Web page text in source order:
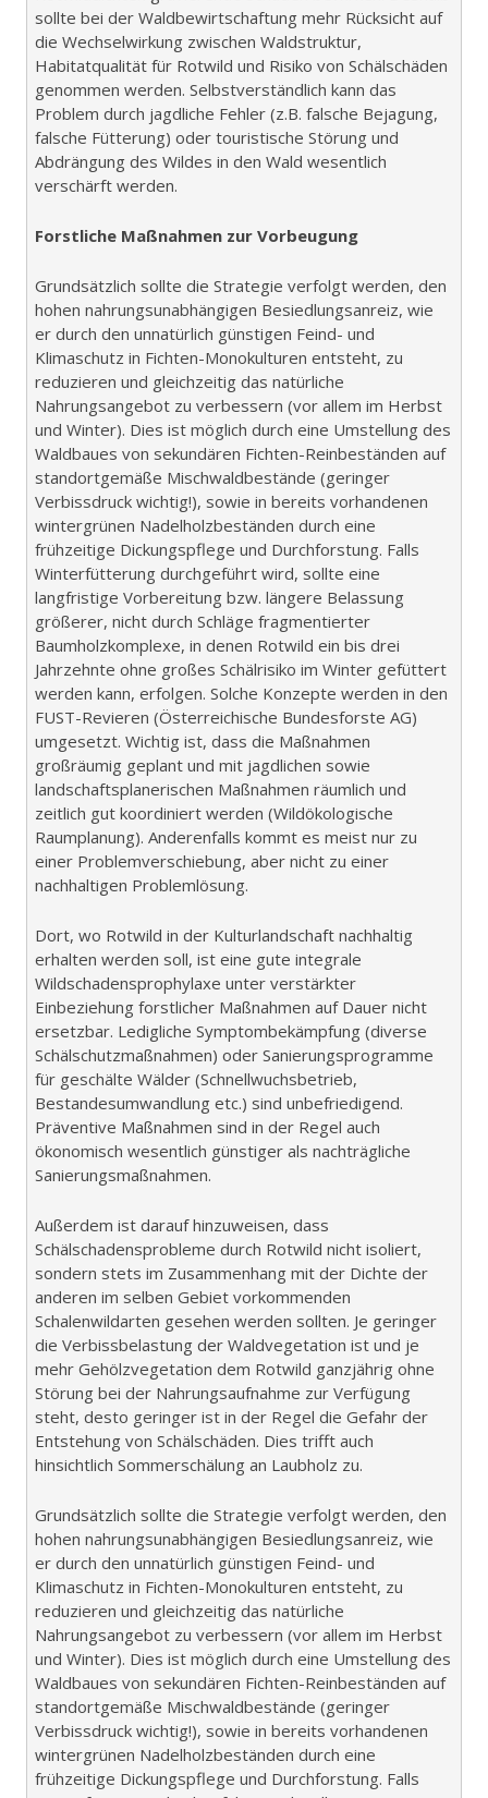
sollte bei der Waldbewirtschaftung mehr Rücksicht auf
die Wechselwirkung zwischen Waldstruktur,
Habitatqualität für Rotwild und Risiko von Schälschäden
genommen werden. Selbstverständlich kann das
Problem durch jagdliche Fehler (z.B. falsche Bejagung,
falsche Fütterung) oder touristische Störung und
Abdrängung des Wildes in den Wald wesentlich
verschärft werden.
Forstliche Maßnahmen zur Vorbeugung
Grundsätzlich sollte die Strategie verfolgt werden, den
hohen nahrungsunabhängigen Besiedlungsanreiz, wie
er durch den unnatürlich günstigen Feind- und
Klimaschutz in Fichten-Monokulturen entsteht, zu
reduzieren und gleichzeitig das natürliche
Nahrungsangebot zu verbessern (vor allem im Herbst
und Winter). Dies ist möglich durch eine Umstellung des
Waldbaues von sekundären Fichten-Reinbeständen auf
standortgemäße Mischwaldbestände (geringer
Verbissdruck wichtig!), sowie in bereits vorhandenen
wintergrünen Nadelholzbeständen durch eine
frühzeitige Dickungspflege und Durchforstung. Falls
Winterfütterung durchgeführt wird, sollte eine
langfristige Vorbereitung bzw. längere Belassung
größerer, nicht durch Schläge fragmentierter
Baumholzkomplexe, in denen Rotwild ein bis drei
Jahrzehnte ohne großes Schälrisiko im Winter gefüttert
werden kann, erfolgen. Solche Konzepte werden in den
FUST-Revieren (Österreichische Bundesforste AG)
umgesetzt. Wichtig ist, dass die Maßnahmen
großräumig geplant und mit jagdlichen sowie
landschaftsplanerischen Maßnahmen räumlich und
zeitlich gut koordiniert werden (Wildökologische
Raumplanung). Anderenfalls kommt es meist nur zu
einer Problemverschiebung, aber nicht zu einer
nachhaltigen Problemlösung.
Dort, wo Rotwild in der Kulturlandschaft nachhaltig
erhalten werden soll, ist eine gute integrale
Wildschadensprophylaxe unter verstärkter
Einbeziehung forstlicher Maßnahmen auf Dauer nicht
ersetzbar. Ledigliche Symptombekämpfung (diverse
Schälschutzmaßnahmen) oder Sanierungsprogramme
für geschälte Wälder (Schnellwuchsbetrieb,
Bestandesumwandlung etc.) sind unbefriedigend.
Präventive Maßnahmen sind in der Regel auch
ökonomisch wesentlich günstiger als nachträgliche
Sanierungsmaßnahmen.
Außerdem ist darauf hinzuweisen, dass
Schälschadensprobleme durch Rotwild nicht isoliert,
sondern stets im Zusammenhang mit der Dichte der
anderen im selben Gebiet vorkommenden
Schalenwildarten gesehen werden sollten. Je geringer
die Verbissbelastung der Waldvegetation ist und je
mehr Gehölzvegetation dem Rotwild ganzjährig ohne
Störung bei der Nahrungsaufnahme zur Verfügung
steht, desto geringer ist in der Regel die Gefahr der
Entstehung von Schälschäden. Dies trifft auch
hinsichtlich Sommerschälung an Laubholz zu.
Grundsätzlich sollte die Strategie verfolgt werden, den
hohen nahrungsunabhängigen Besiedlungsanreiz, wie
er durch den unnatürlich günstigen Feind- und
Klimaschutz in Fichten-Monokulturen entsteht, zu
reduzieren und gleichzeitig das natürliche
Nahrungsangebot zu verbessern (vor allem im Herbst
und Winter). Dies ist möglich durch eine Umstellung des
Waldbaues von sekundären Fichten-Reinbeständen auf
standortgemäße Mischwaldbestände (geringer
Verbissdruck wichtig!), sowie in bereits vorhandenen
wintergrünen Nadelholzbeständen durch eine
frühzeitige Dickungspflege und Durchforstung. Falls